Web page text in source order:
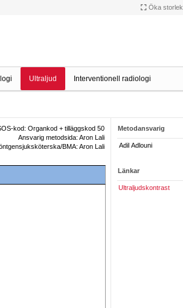
Öka storlek
Ultraljud Interventionell radiologi
kod: Organkod + tilläggskod 50
Ansvarig metodsida: Aron Lali
BMA: Aron Lali
Metodansvarig
Adil Adlouni
Länkar
Ultraljudskontrast